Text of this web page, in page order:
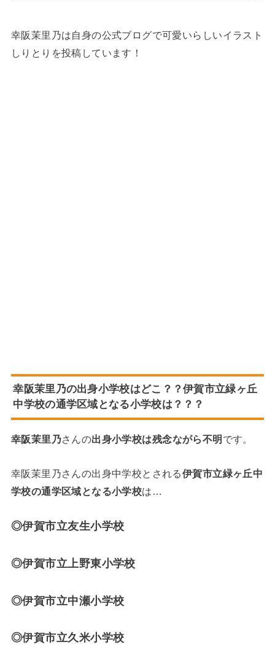
幸阪茉里乃は自身の公式ブログで可愛いらしいイラスト
しりとりを投稿しています！
幸阪茉里乃の出身小学校はどこ？？伊賀市立緑ヶ丘
中学校の通学区域となる小学校は？？？
幸阪茉里乃さんの出身小学校は残念ながら不明 です。
幸阪茉里乃さんの出身中学校とされる伊賀市立緑ヶ丘中
学校の通学区域となる小学校は…
◎伊賀市立友生小学校
◎伊賀市立上野東小学校
◎伊賀市立中瀬小学校
◎伊賀市立久米小学校